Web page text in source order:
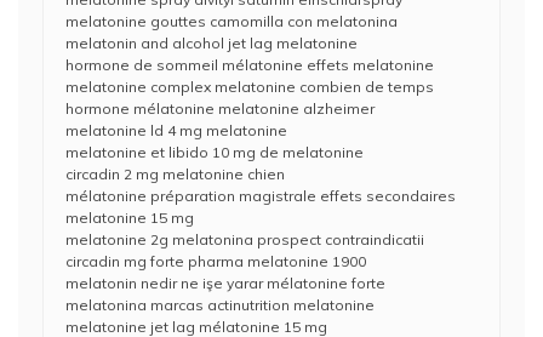
melatonine gouttes camomilla con melatonina
melatonin and alcohol jet lag melatonine
hormone de sommeil mélatonine effets melatonine
melatonine complex melatonine combien de temps
hormone mélatonine melatonine alzheimer
melatonine ld 4 mg melatonine
melatonine et libido 10 mg de melatonine
circadin 2 mg melatonine chien
mélatonine préparation magistrale effets secondaires
melatonine 15 mg
melatonine 2g melatonina prospect contraindicatii
circadin mg forte pharma melatonine 1900
melatonin nedir ne işe yarar mélatonine forte
melatonina marcas actinutrition melatonine
melatonine jet lag mélatonine 15 mg